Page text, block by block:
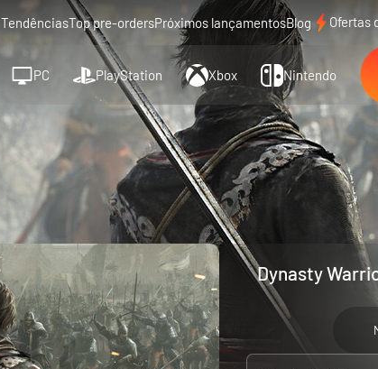
TendênciasTop pre-ordersPróximos lançamentosBlog Ofertas
PC PlayStation Xbox Nintendo
Dynasty